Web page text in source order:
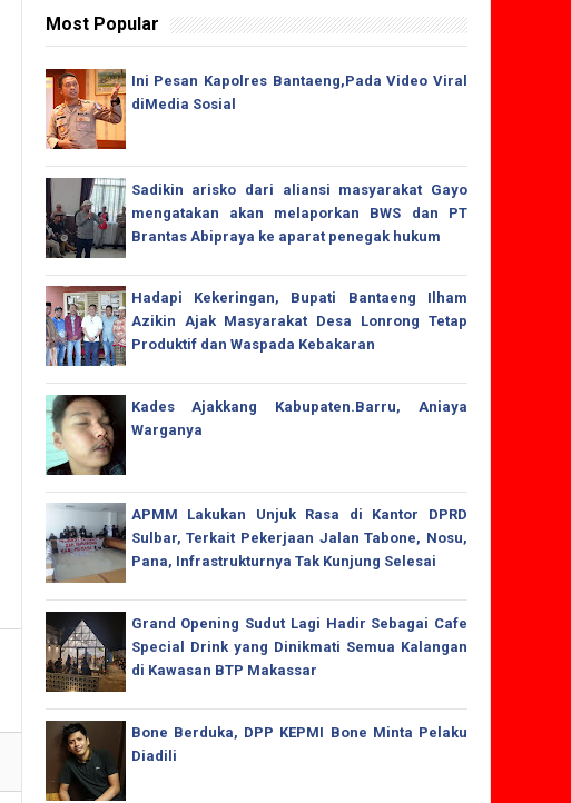
Most Popular
Ini Pesan Kapolres Bantaeng,Pada Video Viral
diMedia Sosial
Sadikin arisko dari aliansi masyarakat Gayo
mengatakan akan melaporkan BWS dan PT
Brantas Abipraya ke aparat penegak hukum
Hadapi Kekeringan, Bupati Bantaeng Ilham
Azikin Ajak Masyarakat Desa Lonrong Tetap
Produktif dan Waspada Kebakaran
Kades Ajakkang Kabupaten.Barru, Aniaya
Warganya
APMM Lakukan Unjuk Rasa di Kantor DPRD
Sulbar, Terkait Pekerjaan Jalan Tabone, Nosu,
Pana, Infrastrukturnya Tak Kunjung Selesai
Grand Opening Sudut Lagi Hadir Sebagai Cafe
Special Drink yang Dinikmati Semua Kalangan
di Kawasan BTP Makassar
Bone Berduka, DPP KEPMI Bone Minta Pelaku
Diadili